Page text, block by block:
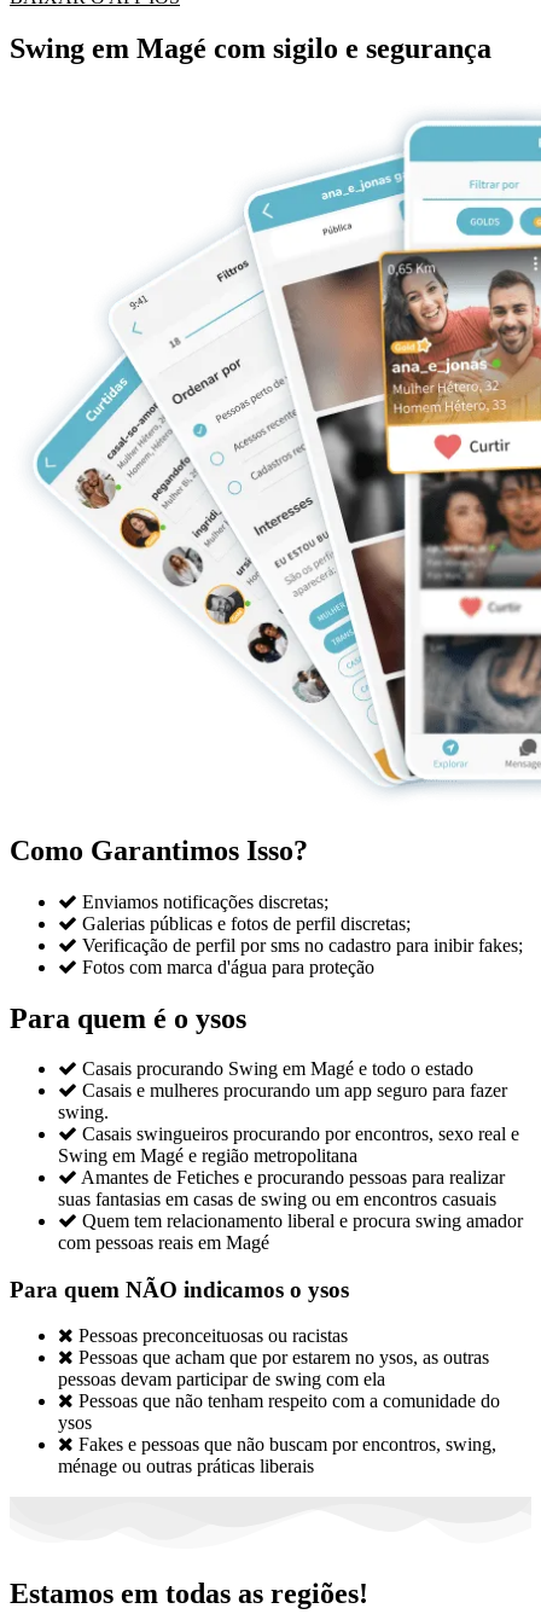
Swing em Magé com sigilo e segurança
Como Garantimos Isso?
 Enviamos notificações discretas;
 Galerias públicas e fotos de perfil discretas;
 Verificação de perfil por sms no cadastro para inibir fakes;
 Fotos com marca d'água para proteção
Para quem é o ysos
 Casais procurando Swing em Magé e todo o estado
 Casais e mulheres procurando um app seguro para fazer
swing.
 Casais swingueiros procurando por encontros, sexo real e
Swing em Magé e região metropolitana
 Amantes de Fetiches e procurando pessoas para realizar
suas fantasias em casas de swing ou em encontros casuais
 Quem tem relacionamento liberal e procura swing amador
com pessoas reais em Magé
Para quem NÃO indicamos o ysos
 Pessoas preconceituosas ou racistas
 Pessoas que acham que por estarem no ysos, as outras
pessoas devam participar de swing com ela
 Pessoas que não tenham respeito com a comunidade do
ysos
 Fakes e pessoas que não buscam por encontros, swing,
ménage ou outras práticas liberais
Estamos em todas as regiões!